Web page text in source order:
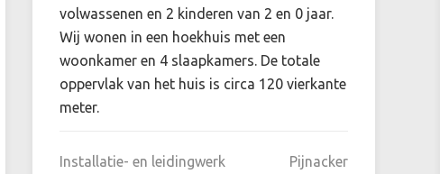
volwassenen en 2 kinderen van 2 en 0 jaar.
Wij wonen in een hoekhuis met een
woonkamer en 4 slaapkamers. De totale
oppervlak van het huis is circa 120 vierkante
meter.
Installatie- en leidingwerk Pijnacker